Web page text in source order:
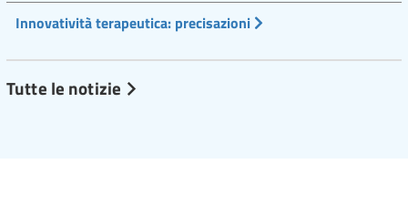
Innovatività terapeutica: precisazioni
Tutte le notizie